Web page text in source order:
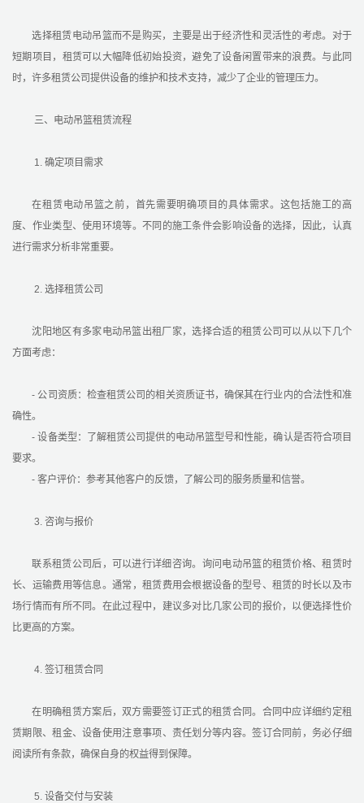
选择租赁电动吊篮而不是购买，主要是出于经济性和灵活性的考虑。对于
短期项目，租赁可以大幅降低初始投资，避免了设备闲置带来的浪费。与此同
时，许多租赁公司提供设备的维护和技术支持，减少了企业的管理压力。
三、电动吊篮租赁流程
1. 确定项目需求
在租赁电动吊篮之前，首先需要明确项目的具体需求。这包括施工的高
度、作业类型、使用环境等。不同的施工条件会影响设备的选择，因此，认真
进行需求分析非常重要。
2. 选择租赁公司
沈阳地区有多家电动吊篮出租厂家，选择合适的租赁公司可以从以下几个
方面考虑：
- 公司资质：检查租赁公司的相关资质证书，确保其在行业内的合法性和准
确性。
- 设备类型：了解租赁公司提供的电动吊篮型号和性能，确认是否符合项目
要求。
- 客户评价：参考其他客户的反馈，了解公司的服务质量和信誉。
3. 咨询与报价
联系租赁公司后，可以进行详细咨询。询问电动吊篮的租赁价格、租赁时
长、运输费用等信息。通常，租赁费用会根据设备的型号、租赁的时长以及市
场行情而有所不同。在此过程中，建议多对比几家公司的报价，以便选择性价
比更高的方案。
4. 签订租赁合同
在明确租赁方案后，双方需要签订正式的租赁合同。合同中应详细约定租
赁期限、租金、设备使用注意事项、责任划分等内容。签订合同前，务必仔细
阅读所有条款，确保自身的权益得到保障。
5. 设备交付与安装